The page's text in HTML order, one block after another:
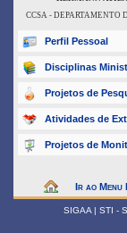
CCSA - DEPARTAMENTO
Perfil Pessoal
Disciplinas
Projetos de
Atividades de
Projetos de
Ir ao Menu
SIGAA | STI -